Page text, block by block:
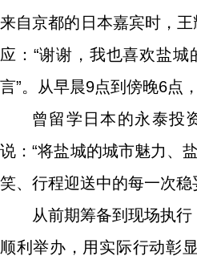
来自京都的日本嘉宾时，
应：“谢谢，我也喜欢盐
言”。从早晨9点到傍晚6点
曾留学日本的永泰投
说：“将盐城的城市魅力、
笑、行程迎送中的每一次
从前期筹备到现场执
顺利举办，用实际行动彰